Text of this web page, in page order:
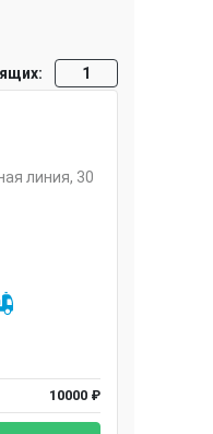
1
линия, 30
10000 ₽